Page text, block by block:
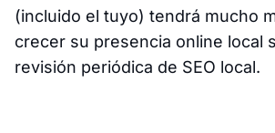
(incluido el tuyo) tendrá mucho
crecer su presencia online local
revisión periódica de SEO local.